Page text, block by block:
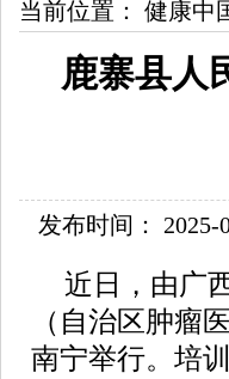
当前位置： 健康中
鹿寨县人
发布时间： 2025-
近日，由广
（自治区肿瘤
南宁举行。培